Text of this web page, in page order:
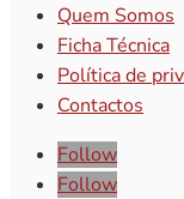
Quem Somos
Ficha Técnica
Política de
Contactos
Follow
Follow